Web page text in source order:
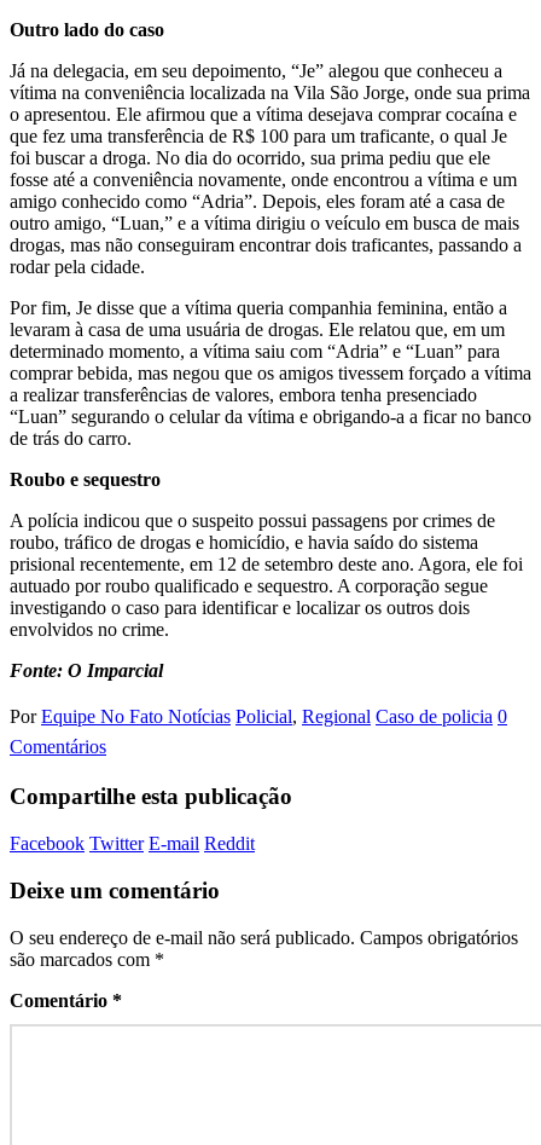
Outro lado do caso
Já na delegacia, em seu depoimento, “Je” alegou que conheceu a
vítima na conveniência localizada na Vila São Jorge, onde sua prima
o apresentou. Ele afirmou que a vítima desejava comprar cocaína e
que fez uma transferência de R$ 100 para um traficante, o qual Je
foi buscar a droga. No dia do ocorrido, sua prima pediu que ele
fosse até a conveniência novamente, onde encontrou a vítima e um
amigo conhecido como “Adria”. Depois, eles foram até a casa de
outro amigo, “Luan,” e a vítima dirigiu o veículo em busca de mais
drogas, mas não conseguiram encontrar dois traficantes, passando a
rodar pela cidade.
Por fim, Je disse que a vítima queria companhia feminina, então a
levaram à casa de uma usuária de drogas. Ele relatou que, em um
determinado momento, a vítima saiu com “Adria” e “Luan” para
comprar bebida, mas negou que os amigos tivessem forçado a vítima
a realizar transferências de valores, embora tenha presenciado
“Luan” segurando o celular da vítima e obrigando-a a ficar no banco
de trás do carro.
Roubo e sequestro
A polícia indicou que o suspeito possui passagens por crimes de
roubo, tráfico de drogas e homicídio, e havia saído do sistema
prisional recentemente, em 12 de setembro deste ano. Agora, ele foi
autuado por roubo qualificado e sequestro. A corporação segue
investigando o caso para identificar e localizar os outros dois
envolvidos no crime.
Fonte: O Imparcial
Por Equipe No Fato Notícias Policial, Regional Caso de policia 0
Comentários
Compartilhe esta publicação
Facebook Twitter E-mail Reddit
Deixe um comentário
O seu endereço de e-mail não será publicado. Campos obrigatórios
são marcados com *
Comentário *